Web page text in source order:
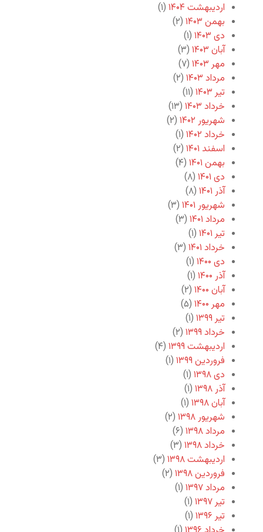
اردیبهشت ۱۴۰۴
(۱)
بهمن ۱۴۰۳
(۲)
دی ۱۴۰۳
(۱)
آبان ۱۴۰۳
(۳)
مهر ۱۴۰۳
(۷)
مرداد ۱۴۰۳
(۲)
تیر ۱۴۰۳
(۱۱)
خرداد ۱۴۰۳
(۱۳)
شهریور ۱۴۰۲
(۲)
خرداد ۱۴۰۲
(۱)
اسفند ۱۴۰۱
(۲)
بهمن ۱۴۰۱
(۴)
دی ۱۴۰۱
(۸)
آذر ۱۴۰۱
(۸)
شهریور ۱۴۰۱
(۳)
مرداد ۱۴۰۱
(۳)
تیر ۱۴۰۱
(۱)
خرداد ۱۴۰۱
(۳)
دی ۱۴۰۰
(۱)
آذر ۱۴۰۰
(۱)
آبان ۱۴۰۰
(۲)
مهر ۱۴۰۰
(۵)
تیر ۱۳۹۹
(۱)
خرداد ۱۳۹۹
(۲)
اردیبهشت ۱۳۹۹
(۴)
فروردین ۱۳۹۹
(۱)
دی ۱۳۹۸
(۱)
آذر ۱۳۹۸
(۱)
آبان ۱۳۹۸
(۱)
شهریور ۱۳۹۸
(۲)
مرداد ۱۳۹۸
(۶)
خرداد ۱۳۹۸
(۳)
اردیبهشت ۱۳۹۸
(۳)
فروردین ۱۳۹۸
(۲)
مرداد ۱۳۹۷
(۱)
تیر ۱۳۹۷
(۱)
تیر ۱۳۹۶
(۱)